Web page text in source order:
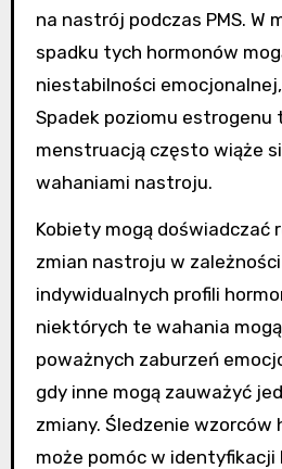
na nastrój podczas PMS. W
spadku tych hormonów
niestabilności
Spadek poziomu estrogenu
menstruacją często wiąże
wahaniami nastroju.
Kobiety mogą doświadczać
zmian nastroju w
indywidualnych profili
niektórych te wahania
poważnych zaburzeń
gdy inne mogą zauważyć
zmiany. Śledzenie wzorców
może pomóc w identyfikacji